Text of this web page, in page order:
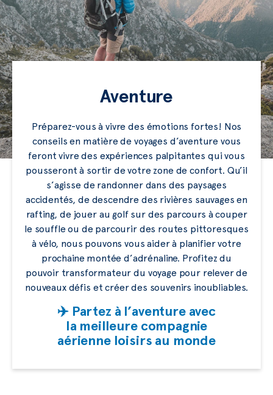
Aventure
Préparez-vous à vivre des émotions fortes! Nos
conseils en matière de voyages d’aventure vous
feront vivre des expériences palpitantes qui vous
pousseront à sortir de votre zone de confort. Qu’il
s’agisse de randonner dans des paysages
accidentés, de descendre des rivières sauvages en
rafting, de jouer au golf sur des parcours à couper
le souffle ou de parcourir des routes pittoresques
à vélo, nous pouvons vous aider à planifier votre
prochaine montée d’adrénaline. Profitez du
pouvoir transformateur du voyage pour relever de
nouveaux défis et créer des souvenirs inoubliables.
✈️ Partez à l’aventure avec
la meilleure compagnie
aérienne loisirs au monde